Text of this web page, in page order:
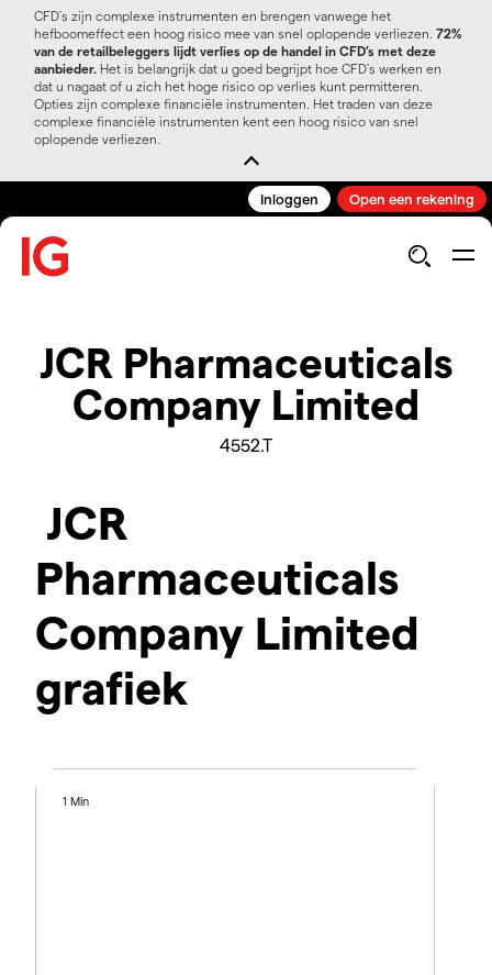
CFD’s zijn complexe instrumenten en brengen vanwege het
hefboomeffect een hoog risico mee van snel oplopende verliezen. 72%
van de retailbeleggers lijdt verlies op de handel in CFD’s met deze
aanbieder. Het is belangrijk dat u goed begrijpt hoe CFD's werken en
dat u nagaat of u zich het hoge risico op verlies kunt permitteren.
Opties zijn complexe financiële instrumenten. Het traden van deze
complexe financiële instrumenten kent een hoog risico van snel
oplopende verliezen.
Inloggen Open een rekening
JCR Pharmaceuticals
Company Limited
4552.T
JCR
Pharmaceuticals
Company Limited
grafiek
1 Min